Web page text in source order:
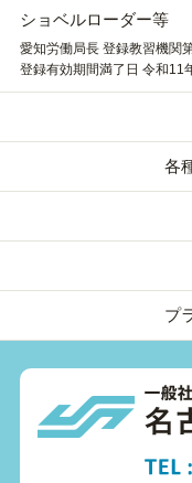
ショベルローダー等
愛知労働局長 登録教習機関
登録有効期間満了日 令和11
各
プ